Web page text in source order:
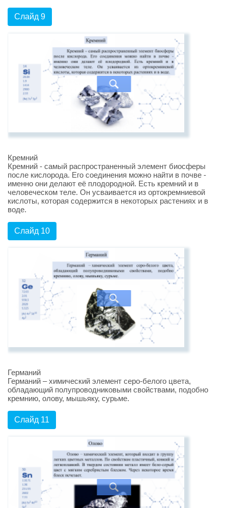
Слайд 9
Кремний
Кремний - самый распространенный элемент биосферы
после кислорода. Его соединения можно найти в почве -
именно они делают её плодородной. Есть кремний и в
человеческом теле. Он усваивается из ортокремниевой
кислоты, которая содержится в некоторых растениях и в
воде.
Слайд 10
Германий
Германий – химический элемент серо-белого цвета,
обладающий полупроводниковыми свойствами, подобно
кремнию, олову, мышьяку, сурьме.
Слайд 11